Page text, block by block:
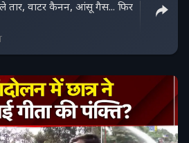
वाटर कैनन, आंसू गैस... फिर